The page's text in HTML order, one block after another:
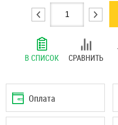
В СПИСОК СРАВНИТЬ
Оплата